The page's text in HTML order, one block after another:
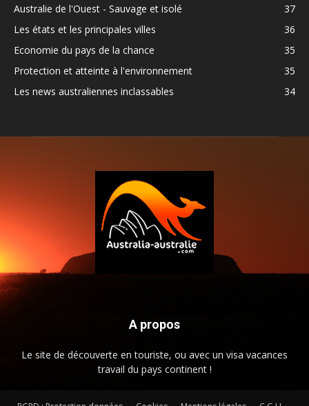
Australie de l'Ouest - Sauvage et isolé
37
Les états et les principales villes
36
Economie du pays de la chance
35
Protection et atteinte à l'environnement
35
Les news australiennes inclassables
34
A propos
Le site de découverte en touriste, ou avec un visa vacances
travail du pays continent !